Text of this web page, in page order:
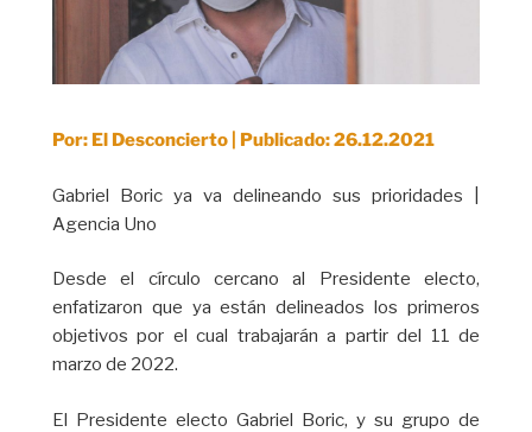
Por: El Desconcierto | Publicado: 26.12.2021
Gabriel Boric ya va delineando sus prioridades |
Agencia Uno
Desde el círculo cercano al Presidente electo,
enfatizaron que ya están delineados los primeros
objetivos por el cual trabajarán a partir del 11 de
marzo de 2022.
El Presidente electo Gabriel Boric, y su grupo de